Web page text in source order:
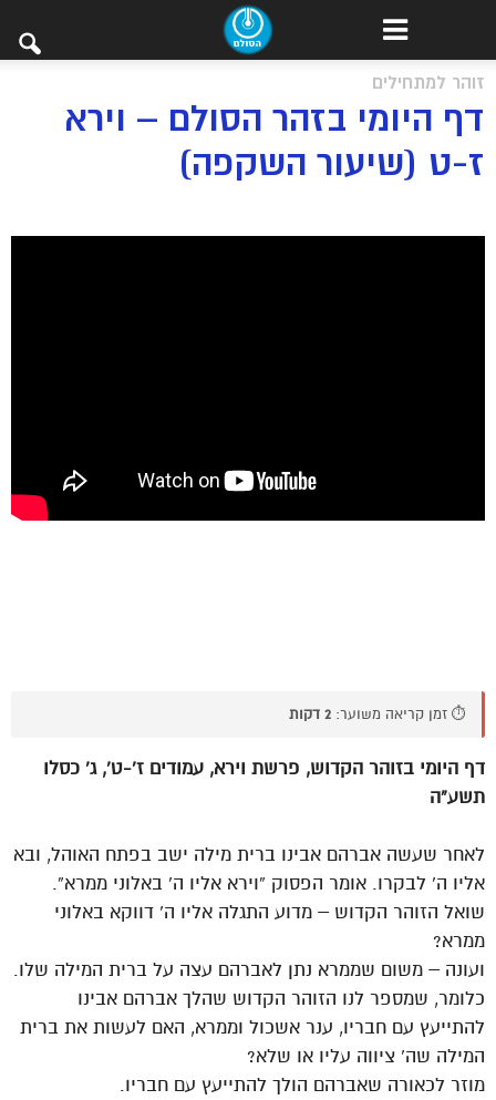
זוהר למתחילים
דף היומי בזהר הסולם – וירא
ז-ט (שיעור השקפה)
⏱️ זמן קריאה משוער: 2 דקות
דף היומי בזוהר הקדוש, פרשת וירא, עמודים ז’-ט’, ג’ כסלו
תשע”ה
לאחר שעשה אברהם אבינו ברית מילה ישב בפתח האוהל, ובא
אליו ה’ לבקרו. אומר הפסוק “וירא אליו ה’ באלוני ממרא”.
שואל הזוהר הקדוש – מדוע התגלה אליו ה’ דווקא באלוני
ממרא?
ועונה – משום שממרא נתן לאברהם עצה על ברית המילה שלו.
כלומר, שמספר לנו הזוהר הקדוש שהלך אברהם אבינו
להתייעץ עם חבריו, ענר אשכול וממרא, האם לעשות את ברית
המילה שה’ ציווה עליו או שלא?
מוזר לכאורה שאברהם הולך להתייעץ עם חבריו.